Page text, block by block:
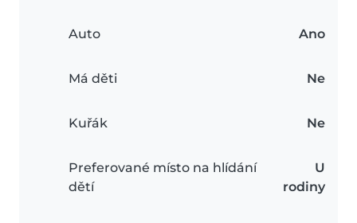
Auto Ano
Má děti Ne
Kuřák Ne
Preferované místo na hlídání
dětí
U
rodiny